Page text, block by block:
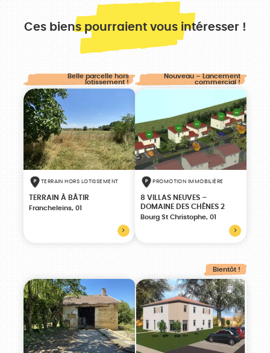
Ces biens pourraient vous intéresser !
Belle parcelle hors
lotissement !
TERRAIN HORS LOTISSEMENT
TERRAIN À BÂTIR
Francheleins, 01
Nouveau – Lancement
commercial !
PROMOTION IMMOBILIÈRE
8 VILLAS NEUVES –
DOMAINE DES CHÊNES 2
Bourg St Christophe, 01
Bientôt !